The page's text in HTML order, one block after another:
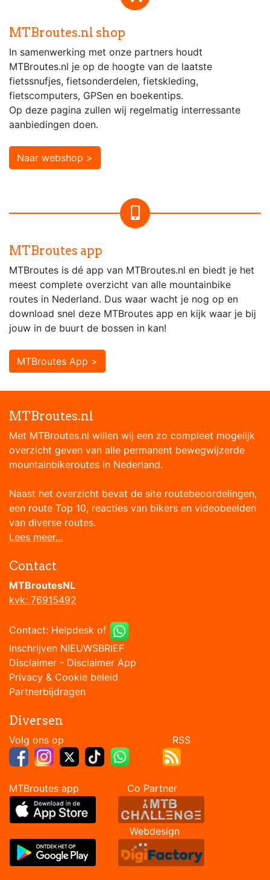
MTBroutes.nl shop
In samenwerking met onze partners houdt
MTBroutes.nl je op de hoogte van de laatste
fietssnufjes, fietsonderdelen, fietskleding,
fietscomputers, GPSen en boekentips.
Op deze pagina zullen wij regelmatig interressante
aanbiedingen doen.
Naar webshop >
MTBroutes app
MTBroutes is dé app van MTBroutes.nl en biedt je het
meest complete overzicht van alle mountainbike
routes in Nederland. Dus waar wacht je nog op en
download snel deze MTBroutes app en kijk waar je bij
jouw in de buurt de bossen in kan!
MTBroutes App >
MTBroutes.nl
Met MTBroutes.nl willen wij een zo compleet mogelijk
overzicht geven van alle permanent bewegwijzerde
mountainbikeroutes in Nederland.
Naast het overzicht bevat de site routebeoordelingen,
een route Top 10, reacties van bikers en videobeelden
van diverse routes.
Lees meer...
Contact
MTBroutesNL
kvk: 76915492
Contact: Helpdesk of
Inschrijven NIEUWSBRIEF
Disclaimer - Disclaimer App
Privacy & Cookie beleid
Partnerbijdragen
Diversen
Volg ons op RSS
MTBroutes app Co Partner
Webdesign